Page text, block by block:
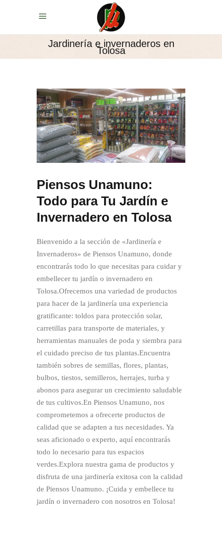
Jardinería e invernaderos en
Tolosa
Piensos Unamuno:
Todo para Tu Jardín e
Invernadero en Tolosa
Bienvenido a la sección de «Jardinería e
Invernaderos» de Piensos Unamuno, donde
encontrarás todo lo que necesitas para cuidar y
embellecer tu jardín o invernadero en
Tolosa.Ofrecemos una variedad de productos
para hacer de la jardinería una experiencia
gratificante: toldos para protección solar,
carretillas para transporte de materiales, y
herramientas manuales de poda y siembra para
el cuidado preciso de tus plantas.Encuentra
también sobres de semillas, flores, plantas,
bulbos, tiestos, semilleros, herrajes, turba y
abonos para asegurar un crecimiento saludable
de tus cultivos.En Piensos Unamuno, nos
comprometemos a ofrecerte productos de
calidad que se adapten a tus necesidades. Ya
seas aficionado o experto, aquí encontrarás
todo lo necesario para tus espacios
verdes.Explora nuestra gama de productos y
disfruta de una jardinería exitosa con la calidad
de Piensos Unamuno. ¡Cuida y embellece tu
jardín o invernadero con nosotros en Tolosa!